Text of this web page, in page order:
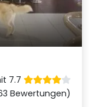
7.7
Bewertungen)